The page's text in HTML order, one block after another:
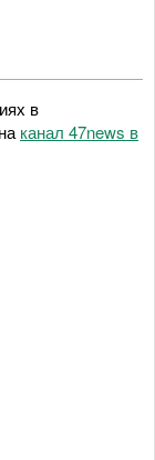
в
канал 47news в